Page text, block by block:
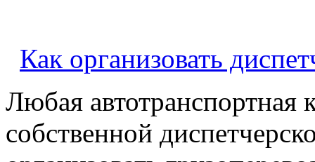
Как организовать
Любая автотранспортная
собственной